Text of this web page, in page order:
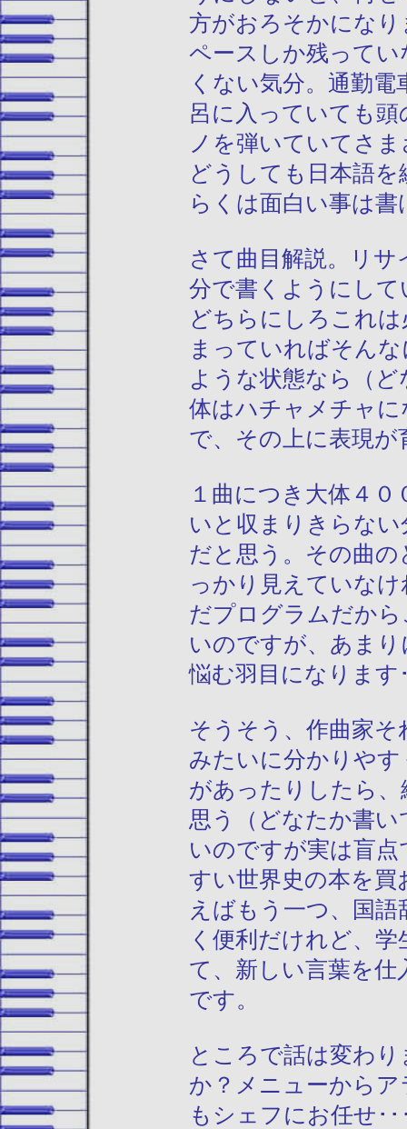
方がおろそかにな
ペースしか残って
くない気分。通勤
呂に入っていても
ノを弾いていてさ
どうしても日本語
らくは面白い事は
さて曲目解説。リ
分で書くようにし
どちらにしろこれ
まっていればそん
ような状態なら（
体はハチャメチャ
で、その上に表現
１曲につき大体４
いと収まりきらな
だと思う。その曲
っかり見えていな
だプログラムだか
いのですが、あま
悩む羽目になります
そうそう、作曲家そ
みたいに分かりや
があったりしたら
思う（どなたか書
いのですが実は盲
すい世界史の本を買
えばもう一つ、国
く便利だけれど、
て、新しい言葉を
です。
ところで話は変わ
か？メニューから
もシェフにお任せ･･